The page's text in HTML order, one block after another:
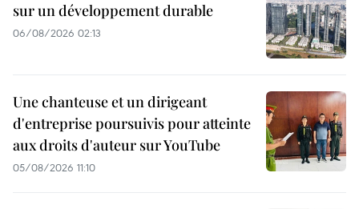
sur un développement durable
06/08/2026 02:13
Une chanteuse et un dirigeant
d'entreprise poursuivis pour atteinte
aux droits d'auteur sur YouTube
05/08/2026 11:10